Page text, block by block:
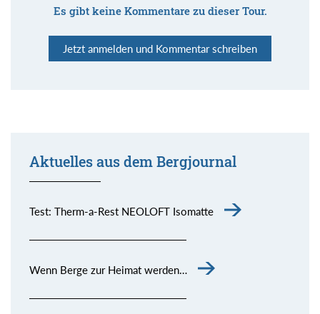
Es gibt keine Kommentare zu dieser Tour.
Jetzt anmelden und Kommentar schreiben
Aktuelles aus dem Bergjournal
Test: Therm-a-Rest NEOLOFT Isomatte
Wenn Berge zur Heimat werden…